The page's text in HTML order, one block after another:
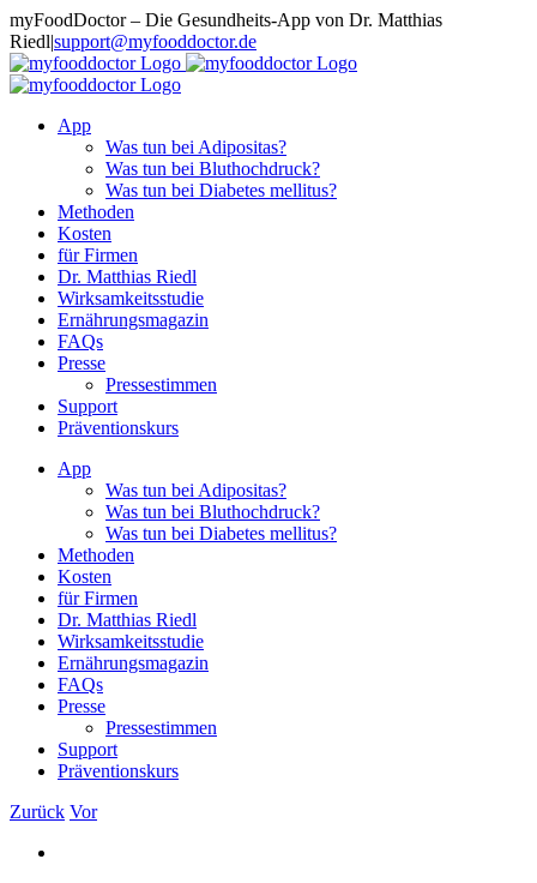
Zum
Inhalt
springen
myFoodDoctor – Die Gesundheits-App von Dr. Matthias
Riedl|support@myfooddoctor.de
E-
Mail
Facebook
Instagram
LinkedIn
App
Was tun bei Adipositas?
Was tun bei Bluthochdruck?
Was tun bei Diabetes mellitus?
Methoden
Kosten
für Firmen
Dr. Matthias Riedl
Wirksamkeitsstudie
Ernährungsmagazin
FAQs
Presse
Pressestimmen
Support
Präventionskurs
App
Was tun bei Adipositas?
Was tun bei Bluthochdruck?
Was tun bei Diabetes mellitus?
Methoden
Kosten
für Firmen
Dr. Matthias Riedl
Wirksamkeitsstudie
Ernährungsmagazin
FAQs
Presse
Pressestimmen
Support
Präventionskurs
Zurück Vor